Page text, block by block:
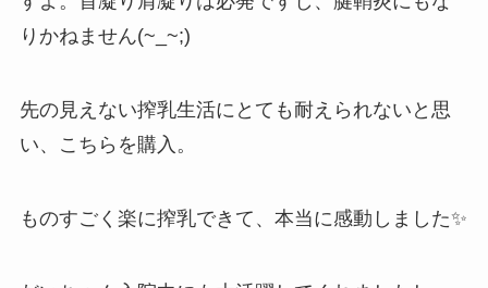
りかねません(~_~;)
先の見えない搾乳生活にとても耐えられないと思
い、こちらを購入。
ものすごく楽に搾乳できて、本当に感動しました✨